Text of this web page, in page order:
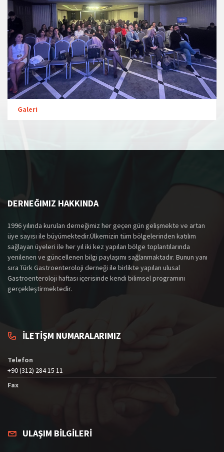
Galeri
DERNEĞIMIZ HAKKINDA
1996 yılında kurulan derneğimiz her geçen gün gelişmekte ve artan
üye sayısı ile büyümektedir.Ülkemizin tüm bölgelerinden katılım
sağlayan üyeleri ile her yıl iki kez yapılan bölge toplantılarında
yenilenen ve güncellenen bilgi paylaşımı sağlanmaktadır. Bunun yanı
sıra Türk Gastroenteroloji derneği ile birlikte yapılan ulusal
Gastroenteroloji haftası içerisinde kendi bilimsel programını
gerçekleştirmektedir.
İLETİŞM NUMARALARIMIZ
Telefon
+90 (312) 284 15 11
Fax
ULAŞIM BİLGİLERİ